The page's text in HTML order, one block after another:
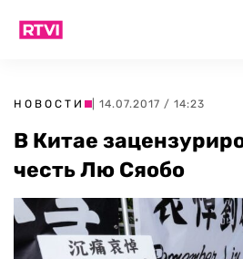
НОВОСТИ | 14.07.2017 / 14:23
В Китае
честь Лю Сяобо